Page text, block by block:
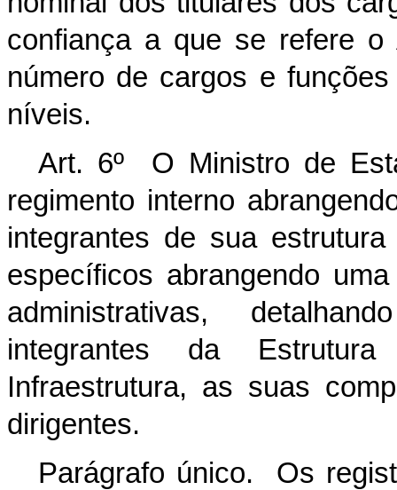
confiança a que se refere
número de cargos e
níveis.
Art. 6º O Ministro de
regimento interno
integrantes de sua
específicos abrangendo
administrativas,
integrantes da
Infraestrutura, as suas
dirigentes.
Parágrafo único. Os